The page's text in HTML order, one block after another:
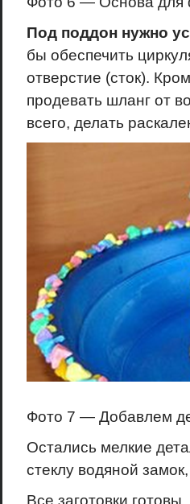
Под поддон нужно
бы обеспечить
отверстие (сток).
продевать шланг от
всего, делать
Фото 7 — Добавлем
Остались мелкие
стеклу водяной
Все заготовки